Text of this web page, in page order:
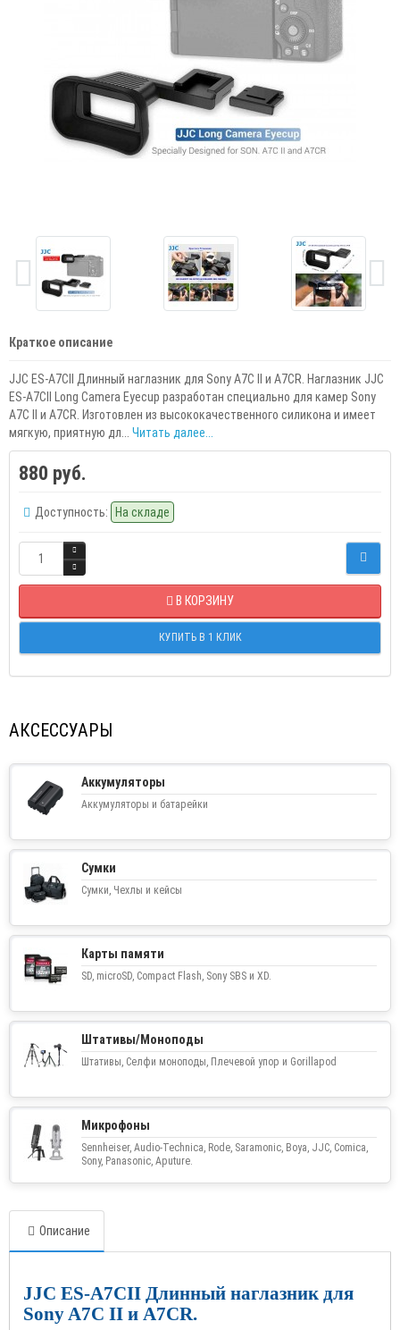
Краткое описание
JJC ES-A7CII Длинный наглазник для Sony A7C II и A7CR. Наглазник JJC
ES-A7CII Long Camera Eyecup разработан специально для камер Sony
A7C II и A7CR. Изготовлен из высококачественного силикона и имеет
мягкую, приятную дл... Читать далее...
880 руб.
Доступность: На складе
В КОРЗИНУ
КУПИТЬ В 1 КЛИК
АКСЕССУАРЫ
Аккумуляторы
Аккумуляторы и батарейки
Сумки
Сумки, Чехлы и кейсы
Карты памяти
SD, microSD, Compact Flash, Sony SBS и XD.
Штативы/Моноподы
Штативы, Селфи моноподы, Плечевой упор и Gorillapod
Микрофоны
Sennheiser, Audio-Technica, Rode, Saramonic, Boya, JJC, Comica,
Sony, Panasonic, Aputure.
Описание
JJC ES-A7CII Длинный наглазник для
Sony A7C II и A7CR.